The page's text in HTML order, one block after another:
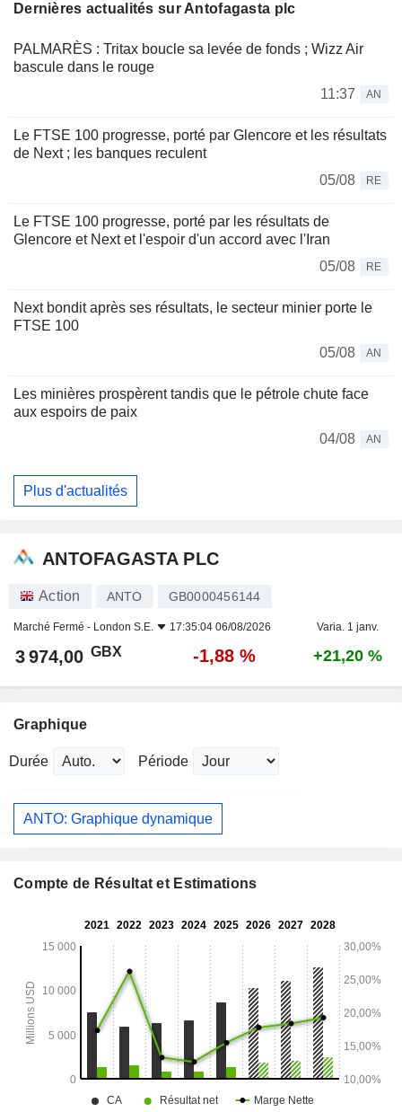
Dernières actualités sur Antofagasta plc
PALMARÈS : Tritax boucle sa levée de fonds ; Wizz Air
bascule dans le rouge
11:37
AN
Le FTSE 100 progresse, porté par Glencore et les résultats
de Next ; les banques reculent
05/08
RE
Le FTSE 100 progresse, porté par les résultats de
Glencore et Next et l'espoir d'un accord avec l'Iran
05/08
RE
Next bondit après ses résultats, le secteur minier porte le
FTSE 100
05/08
AN
Les minières prospèrent tandis que le pétrole chute face
aux espoirs de paix
04/08
AN
Plus d'actualités
ANTOFAGASTA PLC
Action ANTO GB0000456144
Marché Fermé - London S.E. 17:35:04 06/08/2026 Varia. 1 janv.
3 974,00 GBX -1,88 % +21,20 %
Graphique
Durée Période
ANTO: Graphique dynamique
Compte de Résultat et Estimations